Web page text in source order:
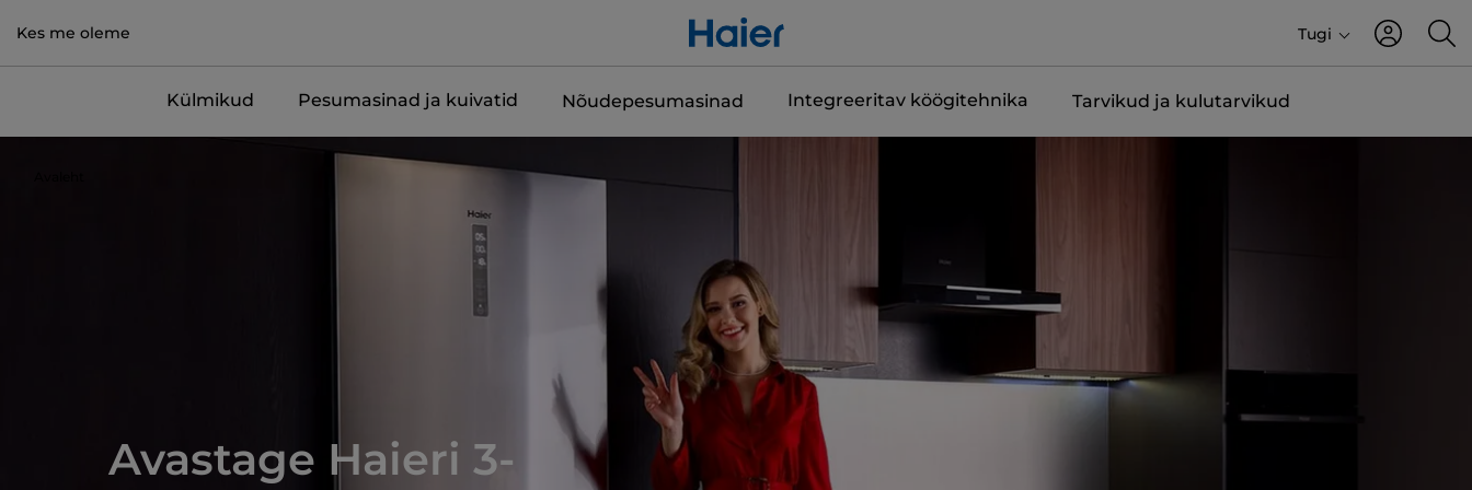
Kes me oleme Tugi
Külmikud Pesumasinad ja kuivatid Nõudepesumasinad Integreeritav köögitehnika Tarvikud ja kulutarvikud
Avastage Haieri 3-